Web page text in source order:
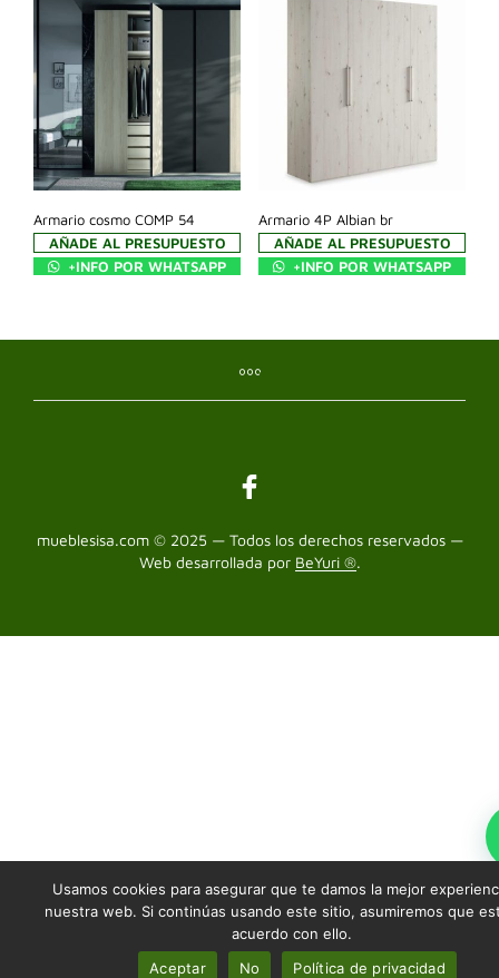
Armario cosmo COMP 54
AÑADE AL PRESUPUESTO
+INFO POR WHATSAPP
Armario 4P Albian br
AÑADE AL PRESUPUESTO
+INFO POR WHATSAPP
mueblesisa.com © 2025 — Todos los derechos reservados —
Web desarrollada por BeYuri ®.
Usamos cookies para asegurar que te damos la mejor
nuestra web. Si continúas usando este sitio, asumiremos que
acuerdo con ello.
Aceptar
No Política de privacidad